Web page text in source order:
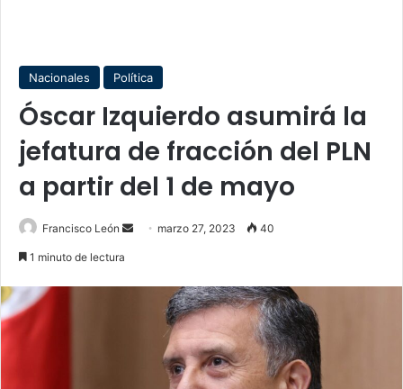
Nacionales Política
Óscar Izquierdo asumirá la
jefatura de fracción del PLN
a partir del 1 de mayo
Francisco León
Send marzo 27, 2023 40
1 minuto de lectura